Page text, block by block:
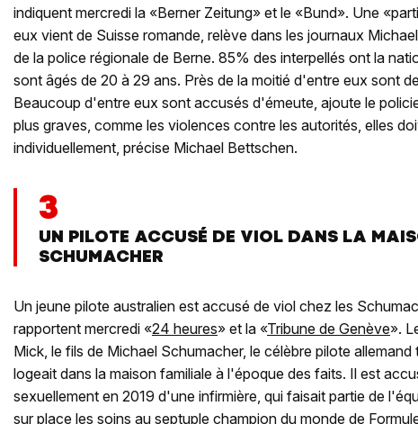
indiquent mercredi la «Berner Zeitung» et le «Bund». Une
eux vient de Suisse romande, relève dans les journaux
de la police régionale de Berne. 85% des interpellés ont la
sont âgés de 20 à 29 ans. Près de la moitié d'entre eux sont
Beaucoup d'entre eux sont accusés d'émeute, ajoute le
plus graves, comme les violences contre les autorités, elles
individuellement, précise Michael Bettschen.
3
UN PILOTE ACCUSÉ DE VIOL DANS LA
SCHUMACHER
Un jeune pilote australien est accusé de viol chez les
rapportent mercredi «24 heures» et la «Tribune de Genève».
Mick, le fils de Michael Schumacher, le célèbre pilote allemand
logeait dans la maison familiale à l'époque des faits. Il est
sexuellement en 2019 d'une infirmière, qui faisait partie de
sur place les soins au septuple champion du monde de